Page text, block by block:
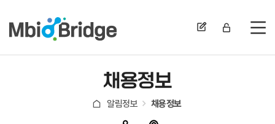
전
채용정보
알림정보 채용정보